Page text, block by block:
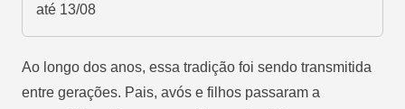
até 13/08
Ao longo dos anos, essa tradição foi sendo transmitida
entre gerações. Pais, avós e filhos passaram a